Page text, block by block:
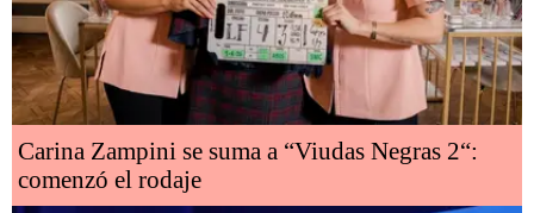
Carina Zampini se suma a “Viudas Negras 2“:
comenzó el rodaje